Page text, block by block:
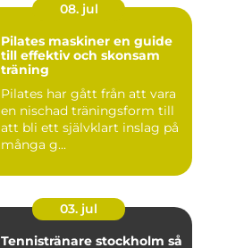
08. jul
Pilates maskiner en guide
till effektiv och skonsam
träning
Pilates har gått från att vara
en nischad träningsform till
att bli ett självklart inslag på
många g...
03. jul
Tennistränare stockholm så